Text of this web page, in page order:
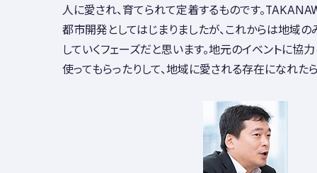
人に愛され、育てられて定着するものです。
都市開発としてはじまりましたが、これからは地域
していくフェーズだと思います。地元のイベントに協
使ってもらったりして、地域に愛される存在になれた